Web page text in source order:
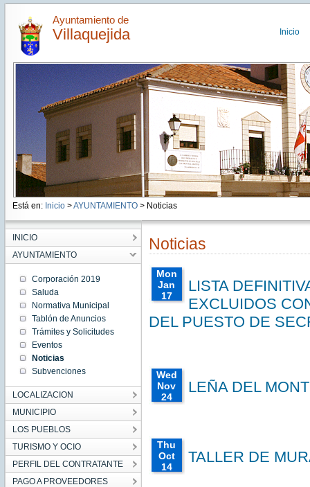
Ayuntamiento de
Villaquejida Inicio
Está en: Inicio >AYUNTAMIENTO> Noticias
INICIO
AYUNTAMIENTO
Corporación 2019
Saluda
Normativa Municipal
Tablón de Anuncios
Trámites y Solicitudes
Eventos
Noticias
Subvenciones
LOCALIZACION
MUNICIPIO
LOS PUEBLOS
TURISMO Y OCIO
PERFIL DEL CONTRATANTE
PAGO A PROVEEDORES
Noticias
Mon
Jan
17
00:00:00
CET
2022
2022
Mon Jan
17
00:00:00
CET
LISTA
EXCLUIDOS
DEL PUESTO DE
Wed
Nov
24
Wed
Nov 24
00:00:00
CET
2021
LEÑA DEL
Thu
Oct
14
TALLER DE